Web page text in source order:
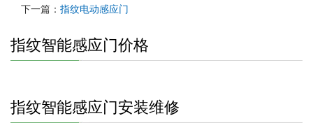
下一篇： 指纹电动感应门
指纹智能感应门价格
指纹智能感应门安装维修